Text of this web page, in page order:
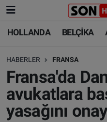
HOLLANDA BELÇİKA
HABERLER FRANSA
Fransa'da
avukatlara
yasağını
HOLLANDA
BELÇİKA
ALMANYA
FRANSA
HOLLANDA
BELÇİKA
ALMANYA
TÜRKİYE
Nöbetçi Eczaneler
Hava Durumu
Trafik Durumu
Süper Lig Puan